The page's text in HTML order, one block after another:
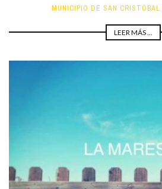
MUNICIPIO DE SAN
LEER MÁS ...